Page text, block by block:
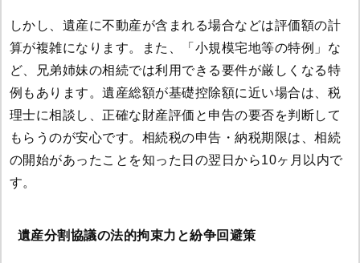
しかし、遺産に不動産が含まれる場合などは評価額の計
算が複雑になります。また、「小規模宅地等の特例」な
ど、兄弟姉妹の相続では利用できる要件が厳しくなる特
例もあります。遺産総額が基礎控除額に近い場合は、税
理士に相談し、正確な財産評価と申告の要否を判断して
もらうのが安心です。相続税の申告・納税期限は、相続
の開始があったことを知った日の翌日から10ヶ月以内で
す。
遺産分割協議の法的拘束力と紛争回避策